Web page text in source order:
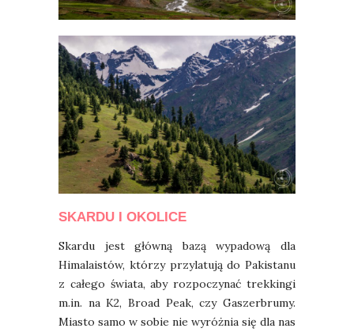
SKARDU I OKOLICE
Skardu jest główną bazą wypadową dla
Himalaistów, którzy przylatują do Pakistanu
z całego świata, aby rozpoczynać trekkingi
m.in. na K2, Broad Peak, czy Gaszerbrumy.
Miasto samo w sobie nie wyróżnia się dla nas